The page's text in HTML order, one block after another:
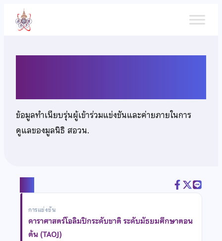
เนื้อหา
ข้อมูลทำเนียบรุ่นผู้เข้าร่วมแข่งขันและค่ายภายในการ
ดูแลของมูลนิธิ สอวน.
การแข่งขัน
ดาราศาสตร์โอลิมปิกระดับชาติ ระดับมัธยมศึกษาตอน
ต้น (TAOJ)